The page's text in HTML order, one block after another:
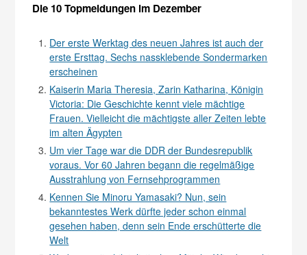
Die 10 Topmeldungen im Dezember
Der erste Werktag des neuen Jahres ist auch der
erste Ersttag. Sechs nassklebende Sondermarken
erscheinen
Kaiserin Maria Theresia, Zarin Katharina, Königin
Victoria: Die Geschichte kennt viele mächtige
Frauen. Vielleicht die mächtigste aller Zeiten lebte
im alten Ägypten
Um vier Tage war die DDR der Bundesrepublik
voraus. Vor 60 Jahren begann die regelmäßige
Ausstrahlung von Fernsehprogrammen
Kennen Sie Minoru Yamasaki? Nun, sein
bekanntestes Werk dürfte jeder schon einmal
gesehen haben, denn sein Ende erschütterte die
Welt